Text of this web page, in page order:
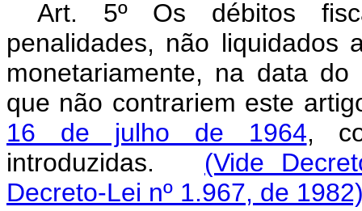
Art. 5º Os débitos
penalidades, não liquidados
monetariamente, na data
que não contrariem este
16 de julho de 1964,
introduzidas. (Vide
Decreto-Lei nº 1.967, de